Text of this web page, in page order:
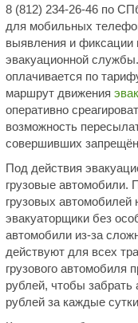
8 (812) 234-26-46 по
для мобильных
выявления и фиксации
эвакуационной
оплачивается по
маршрут движения
оперативно
возможность
совершивших
Под действия
грузовые автомобили.
грузовых
эвакуаторщики без
автомобили из-за
действуют для всех
грузового автомобиля
рублей, чтобы
рублей за каждые